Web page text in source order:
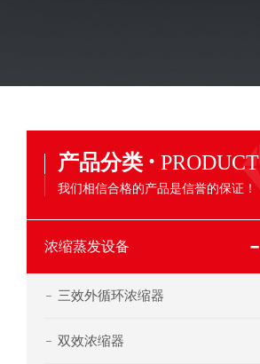
产品分类 · PRODUCT
我们相信合格的产品是信誉的保证！
浓缩蒸发设备
三效外循环浓缩器
双效浓缩器